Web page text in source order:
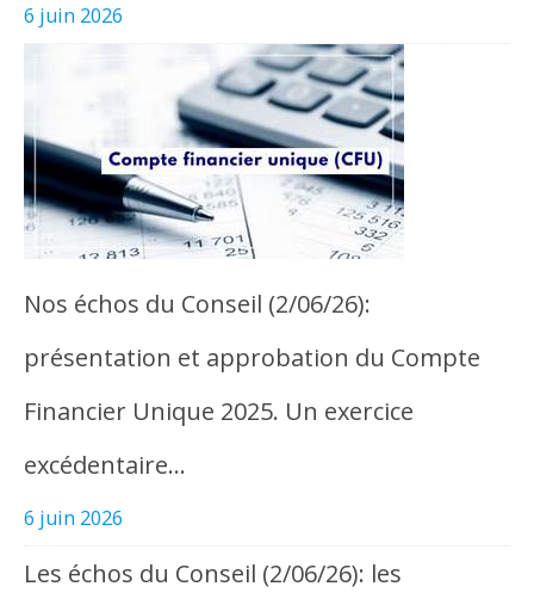
6 juin 2026
Nos échos du Conseil (2/06/26):
présentation et approbation du Compte
Financier Unique 2025. Un exercice
excédentaire…
6 juin 2026
Les échos du Conseil (2/06/26): les